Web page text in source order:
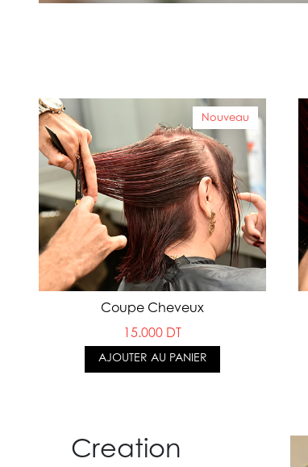
Nouveau
Coupe Cheveux
15.000 DT
AJOUTER AU PANIER
Creation